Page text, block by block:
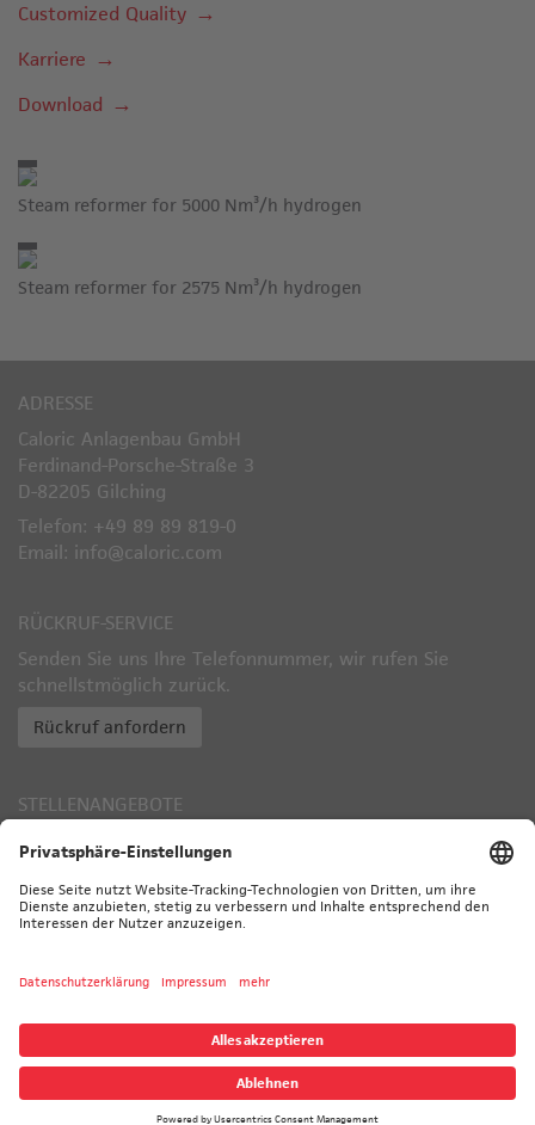
Customized Quality
Karriere
Download
Steam reformer for 5000 Nm³/h hydrogen
Steam reformer for 2575 Nm³/h hydrogen
ADRESSE
Caloric Anlagenbau GmbH
Ferdinand-Porsche-Straße 3
D-82205 Gilching
Telefon: +49 89 89 819-0
Email: info@caloric.com
RÜCKRUF-SERVICE
Senden Sie uns Ihre Telefonnummer, wir rufen Sie
schnellstmöglich zurück.
Rückruf anfordern
STELLENANGEBOTE
Zu den aktuell offenen Stellen
TÜV ZERTIFIZIERT
© 2026 CALORIC - ALLE RECHTE VORBEHALTEN
DATENSCHUTZ
SITEMAP